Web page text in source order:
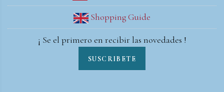
Shopping Guide
¡ Se el primero en recibir las novedades !
SUSCRIBETE